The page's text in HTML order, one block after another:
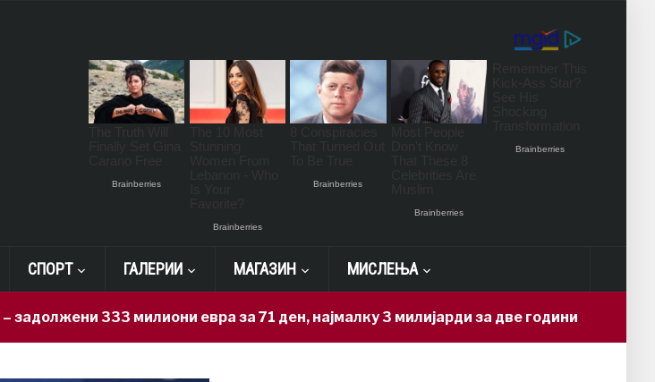
СПОРТ ГАЛЕРИИ МАГАЗИН МИСЛЕЊА
333 милиони евра за 71 ден, најмалку 3 милијарди за две години 11 hours ago